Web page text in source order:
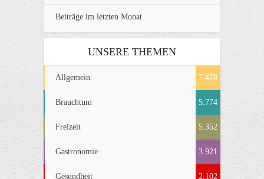
Beiträge im letzten Monat
UNSERE THEMEN
Allgemein 7.478
Brauchtum 5.774
Freizeit 5.352
Gastronomie 3.921
Gesundheit 2.102